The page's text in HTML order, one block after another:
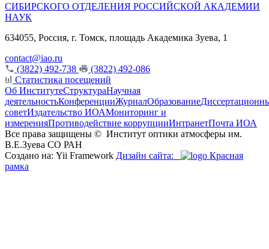
СИБИРСКОГО ОТДЕЛЕНИЯ РОССИЙСКОЙ АКАДЕМИИ
НАУК
634055, Россия, г. Томск, площадь Академика Зуева, 1
contact@iao.ru
(3822) 492-738
(3822) 492-086
Статистика посещений
Об ИнститутеСтруктураНаучная
деятельностьКонференцииЖурналОбразование
советИздательство ИОАМониторинг и
измеренияПротиводействие коррупцииИнтранетПочта ИОА
Все права защищены © Институт оптики атмосферы им.
В.Е.Зуева СО РАН
Создано на: Yii Framework Дизайн сайта:
Красная
рамка